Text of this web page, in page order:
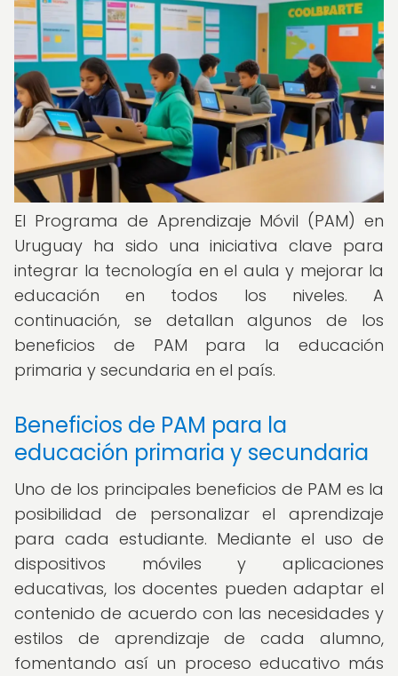
El Programa de Aprendizaje Móvil (PAM) en
Uruguay ha sido una iniciativa clave para
integrar la tecnología en el aula y mejorar la
educación en todos los niveles. A
continuación, se detallan algunos de los
beneficios de PAM para la educación
primaria y secundaria en el país.
Beneficios de PAM para la
educación primaria y secundaria
Uno de los principales beneficios de PAM es la
posibilidad de personalizar el aprendizaje
para cada estudiante. Mediante el uso de
dispositivos móviles y aplicaciones
educativas, los docentes pueden adaptar el
contenido de acuerdo con las necesidades y
estilos de aprendizaje de cada alumno,
fomentando así un proceso educativo más